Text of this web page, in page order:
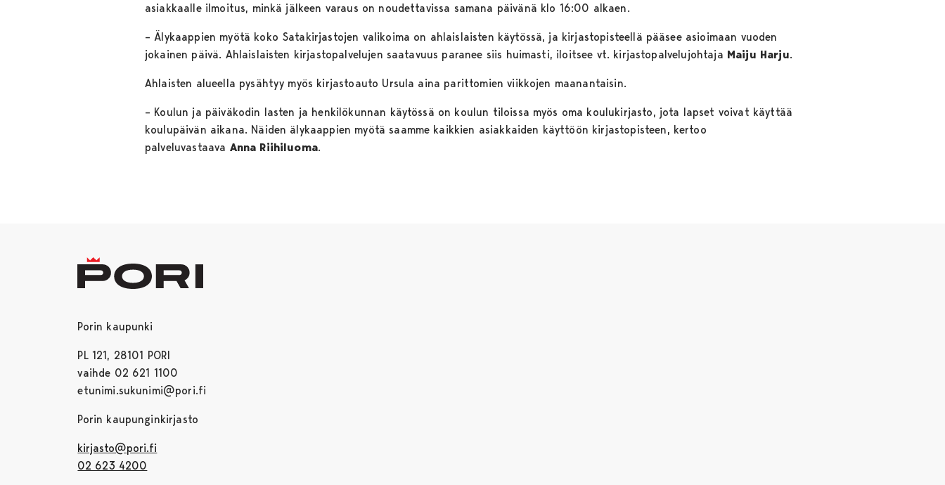
asiakkaalle ilmoitus, minkä jälkeen varaus on noudettavissa samana päivänä klo 16:00 alkaen.
– Älykaappien myötä koko Satakirjastojen valikoima on ahlaislaisten käytössä, ja kirjastopisteellä pääsee asioimaan vuoden
jokainen päivä. Ahlaislaisten kirjastopalvelujen saatavuus paranee siis huimasti, iloitsee vt. kirjastopalvelujohtaja Maiju Harju.
Ahlaisten alueella pysähtyy myös kirjastoauto Ursula aina parittomien viikkojen maanantaisin.
– Koulun ja päiväkodin lasten ja henkilökunnan käytössä on koulun tiloissa myös oma koulukirjasto, jota lapset voivat käyttää
koulupäivän aikana. Näiden älykaappien myötä saamme kaikkien asiakkaiden käyttöön kirjastopisteen, kertoo
palveluvastaava Anna Riihiluoma.
Porin kaupunki
PL 121, 28101 PORI
vaihde 02 621 1100
etunimi.sukunimi@pori.fi
Porin kaupunginkirjasto
kirjasto@pori.fi
02 623 4200